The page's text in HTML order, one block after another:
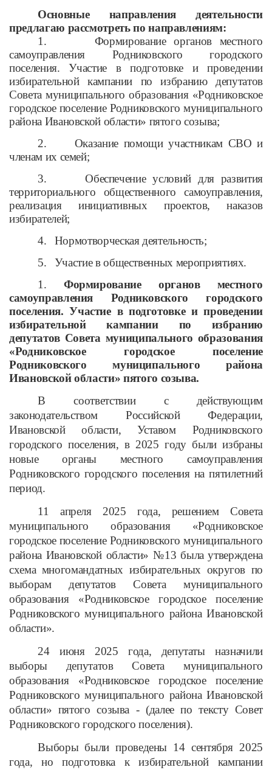
Основные направления деятельности
предлагаю рассмотреть по направлениям:
1.
Формирование органов местного
самоуправления Родниковского городского
поселения. Участие в подготовке и проведении
избирательной кампании по избранию депутатов
Совета муниципального образования «Родниковское
городское поселение Родниковского муниципального
района Ивановской области» пятого созыва;
2.
Оказание помощи участникам СВО и
членам их семей;
3.
Обеспечение условий для развития
территориального общественного самоуправления,
реализация инициативных проектов, наказов
избирателей;
4.
Нормотворческая деятельность;
5.
Участие в общественных мероприятиях.
1. Формирование органов местного
самоуправления Родниковского городского
поселения. Участие в подготовке и проведении
избирательной кампании по избранию
депутатов Совета муниципального образования
«Родниковское городское поселение
Родниковского муниципального района
Ивановской области» пятого созыва.
В соответствии с действующим
законодательством Российской Федерации,
Ивановской области, Уставом Родниковского
городского поселения, в 2025 году были избраны
новые органы местного самоуправления
Родниковского городского поселения на пятилетний
период.
11 апреля 2025 года, решением Совета
муниципального образования «Родниковское
городское поселение Родниковского муниципального
района Ивановской области» №13 была утверждена
схема многомандатных избирательных округов по
выборам депутатов Совета муниципального
образования «Родниковское городское поселение
Родниковского муниципального района Ивановской
области».
24 июня 2025 года, депутаты назначили
выборы депутатов Совета муниципального
образования «Родниковское городское поселение
Родниковского муниципального района Ивановской
области» пятого созыва - (далее по тексту Совет
Родниковского городского поселения).
Выборы были проведены 14 сентября 2025
года, но подготовка к избирательной кампании